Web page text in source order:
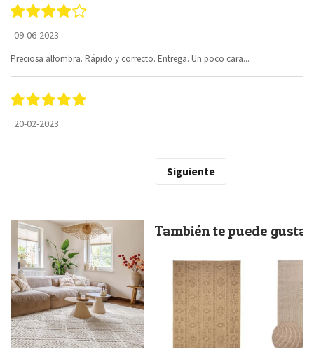
09-06-2023
Preciosa alfombra. Rápido y correcto. Entrega. Un poco cara...
20-02-2023
Siguiente
También te puede